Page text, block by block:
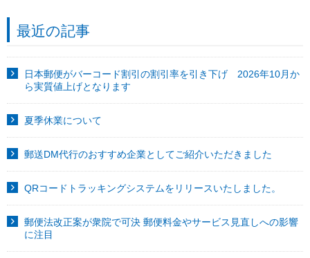
最近の記事
日本郵便がバーコード割引の割引率を引き下げ 2026年10月か
ら実質値上げとなります
夏季休業について
郵送DM代行のおすすめ企業としてご紹介いただきました
QRコードトラッキングシステムをリリースいたしました。
郵便法改正案が衆院で可決 郵便料金やサービス見直しへの影響
に注目